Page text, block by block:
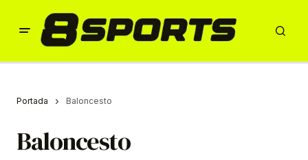
Portada Baloncesto
Baloncesto